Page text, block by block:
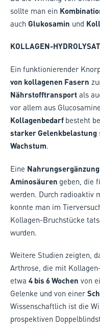
sollte man ein
auch Glukosamin und
KOLLAGEN-HYDROLYSAT
Ein funktionierender
von kollagenen Fasern
Nährstofftransport als
vor allem aus
Kollagenbedarf besteht
starker Gelenkbelastung
Wachstum.
Eine
Aminosäuren geben, die
werden. Durch radioaktiv
konnte man im
Kollagen-Bruchstücke
wurden.
Weitere Studien zeigten,
Arthrose, die mit
etwa 4 bis 6 Wochen von
Gelenke und von einer
Wissenschaftlich ist die
prospektiven